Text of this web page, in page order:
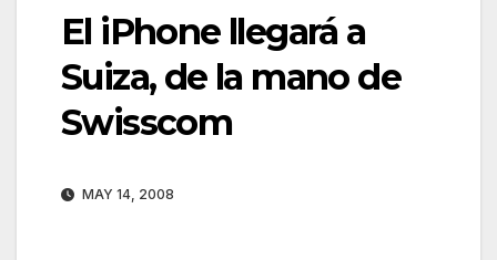
El iPhone llegará a
Suiza, de la mano de
Swisscom
MAY 14, 2008